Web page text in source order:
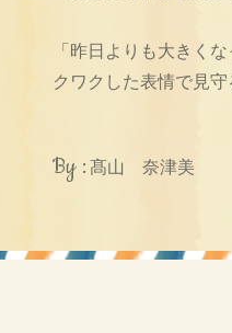
「昨日よりも大きく
クワクした表情で見
By : 髙山 奈津美